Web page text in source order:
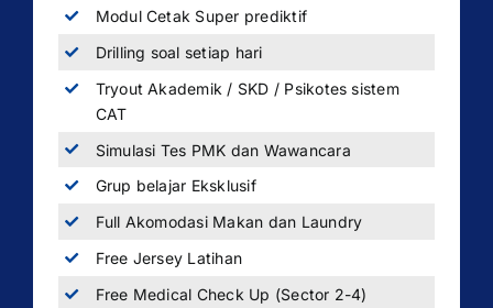
Modul Cetak Super prediktif
Drilling soal setiap hari
Tryout Akademik / SKD / Psikotes sistem
CAT
Simulasi Tes PMK dan Wawancara
Grup belajar Eksklusif
Full Akomodasi Makan dan Laundry
Free Jersey Latihan
Free Medical Check Up (Sector 2-4)